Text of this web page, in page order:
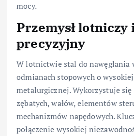
mocy.
Przemysł lotniczy
precyzyjny
W lotnictwie stal do nawęglania
odmianach stopowych o
metalurgicznej. Wykorzystuje
zębatych, wałów, elementów
mechanizmów napędowych.
połączenie wysokiej